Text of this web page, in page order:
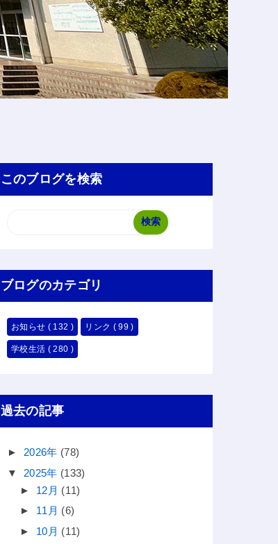
このブログを検索
ブログのカテゴリ
お知らせ ( 132 ) リンク ( 99 )
学校生活 ( 280 )
過去の記事
► 2026年 (78)
▼ 2025年 (133)
► 12月 (11)
► 11月 (6)
► 10月 (11)